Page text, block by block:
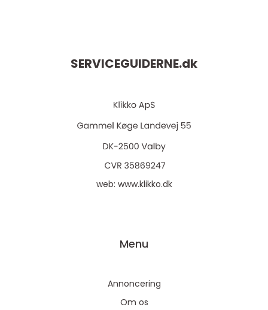
SERVICEGUIDERNE.dk
web: www.klikko.dk
Menu
Annoncering
Om os